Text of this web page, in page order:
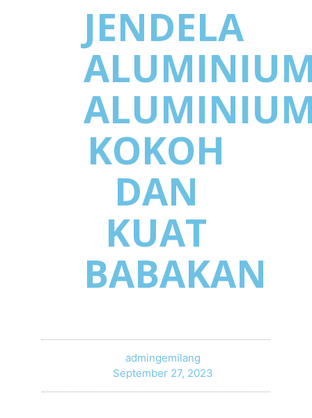
JENDELA
KOKOH
DAN
KUAT
BABAKAN
admingemilang
September 27, 2023